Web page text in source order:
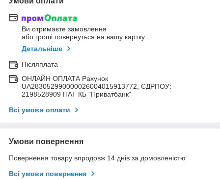
Ви отримаєте замовлення
або гроші повернуться на вашу картку
Детальніше
Післяплата
ОНЛАЙН ОПЛАТА Рахунок
UA283052990000026004015913772, ЄДРПОУ:
2198528909 ПАТ КБ "Приватбанк"
Всі умови оплати
Умови повернення
Повернення товару впродовж 14 днів за домовленістю
Всі умови повернення